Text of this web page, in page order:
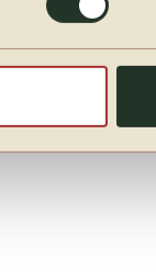
timer rundt i